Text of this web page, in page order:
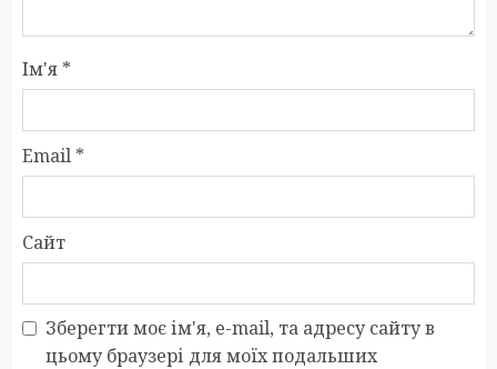
Ім'я *
Email *
Сайт
Зберегти моє ім'я, e-mail, та адресу сайту в
цьому браузері для моїх подальших